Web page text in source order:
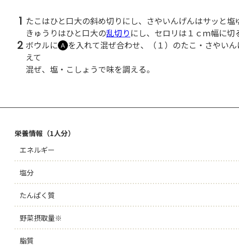
1 たこはひと口大の斜め切りにし、さやいんげんはサッと塩
きゅうりはひと口大の乱切り にし、セロリは１ｃｍ幅に切
2 ボウルに Ａ を入れて混ぜ合わせ、（１）のたこ・さやい
えて
混ぜ、塩・こしょうで味を調える。
栄養情報（1人分）
エネルギー
塩分
たんぱく質
野菜摂取量※
脂質